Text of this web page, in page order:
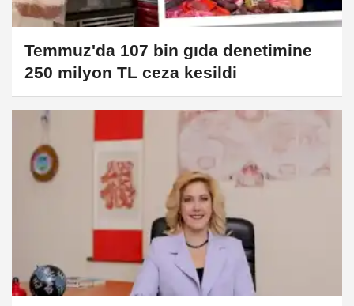
Temmuz'da 107 bin gıda denetimine
250 milyon TL ceza kesildi